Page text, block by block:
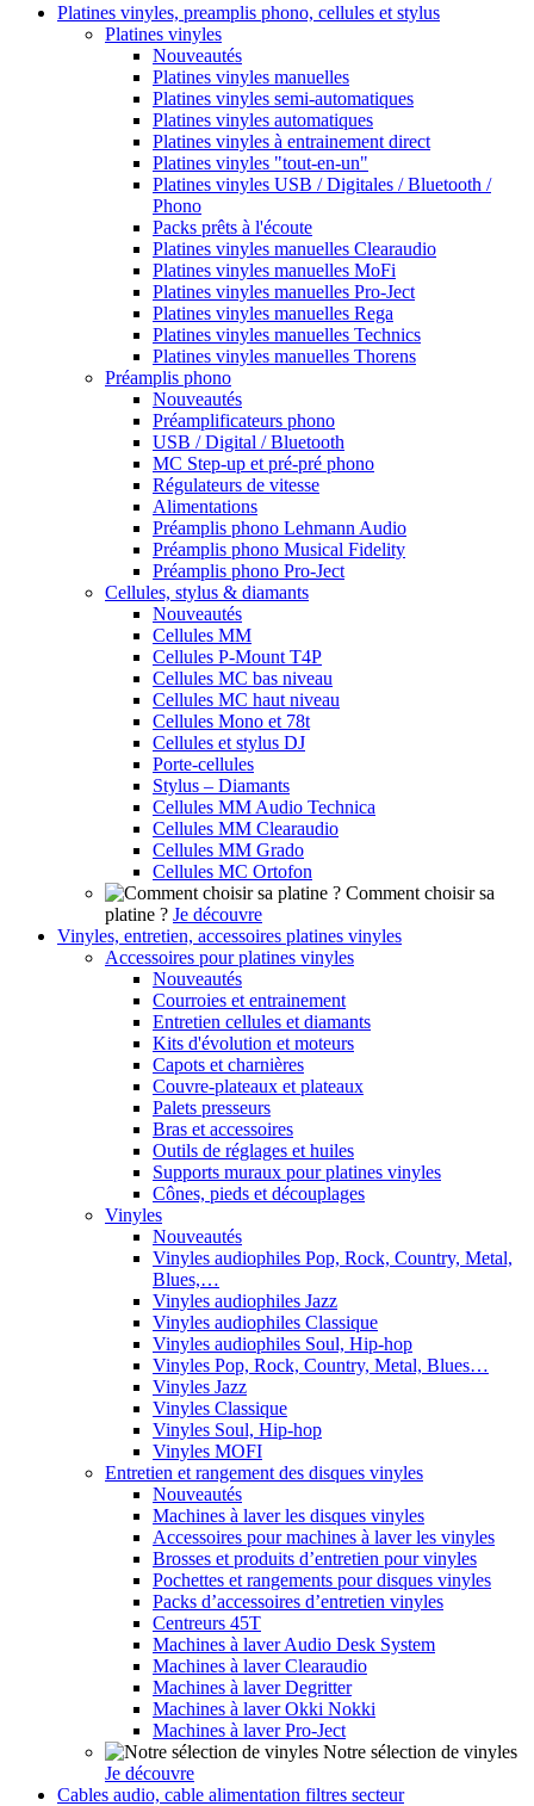
Platines vinyles, preamplis phono, cellules et stylus
Platines vinyles
Nouveautés
Platines vinyles manuelles
Platines vinyles semi-automatiques
Platines vinyles automatiques
Platines vinyles à entrainement direct
Platines vinyles "tout-en-un"
Platines vinyles USB / Digitales / Bluetooth /
Phono
Packs prêts à l'écoute
Platines vinyles manuelles Clearaudio
Platines vinyles manuelles MoFi
Platines vinyles manuelles Pro-Ject
Platines vinyles manuelles Rega
Platines vinyles manuelles Technics
Platines vinyles manuelles Thorens
Préamplis phono
Nouveautés
Préamplificateurs phono
USB / Digital / Bluetooth
MC Step-up et pré-pré phono
Régulateurs de vitesse
Alimentations
Préamplis phono Lehmann Audio
Préamplis phono Musical Fidelity
Préamplis phono Pro-Ject
Cellules, stylus & diamants
Nouveautés
Cellules MM
Cellules P-Mount T4P
Cellules MC bas niveau
Cellules MC haut niveau
Cellules Mono et 78t
Cellules et stylus DJ
Porte-cellules
Stylus – Diamants
Cellules MM Audio Technica
Cellules MM Clearaudio
Cellules MM Grado
Cellules MC Ortofon
Comment choisir sa
platine ? Je découvre
Vinyles, entretien, accessoires platines vinyles
Accessoires pour platines vinyles
Nouveautés
Courroies et entrainement
Entretien cellules et diamants
Kits d'évolution et moteurs
Capots et charnières
Couvre-plateaux et plateaux
Palets presseurs
Bras et accessoires
Outils de réglages et huiles
Supports muraux pour platines vinyles
Cônes, pieds et découplages
Vinyles
Nouveautés
Vinyles audiophiles Pop, Rock, Country, Metal,
Blues,…
Vinyles audiophiles Jazz
Vinyles audiophiles Classique
Vinyles audiophiles Soul, Hip-hop
Vinyles Pop, Rock, Country, Metal, Blues…
Vinyles Jazz
Vinyles Classique
Vinyles Soul, Hip-hop
Vinyles MOFI
Entretien et rangement des disques vinyles
Nouveautés
Machines à laver les disques vinyles
Accessoires pour machines à laver les vinyles
Brosses et produits d’entretien pour vinyles
Pochettes et rangements pour disques vinyles
Packs d’accessoires d’entretien vinyles
Centreurs 45T
Machines à laver Audio Desk System
Machines à laver Clearaudio
Machines à laver Degritter
Machines à laver Okki Nokki
Machines à laver Pro-Ject
Notre sélection de vinyles
Je découvre
Cables audio, cable alimentation filtres secteur